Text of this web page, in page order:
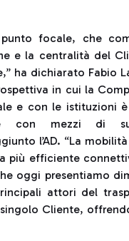
punto focale, che
e la centralità del
ha dichiarato Fabio
in cui la
e con le istituzioni
con mezzi di
l’AD. “La
più efficiente
oggi presentiamo
attori del
Cliente,